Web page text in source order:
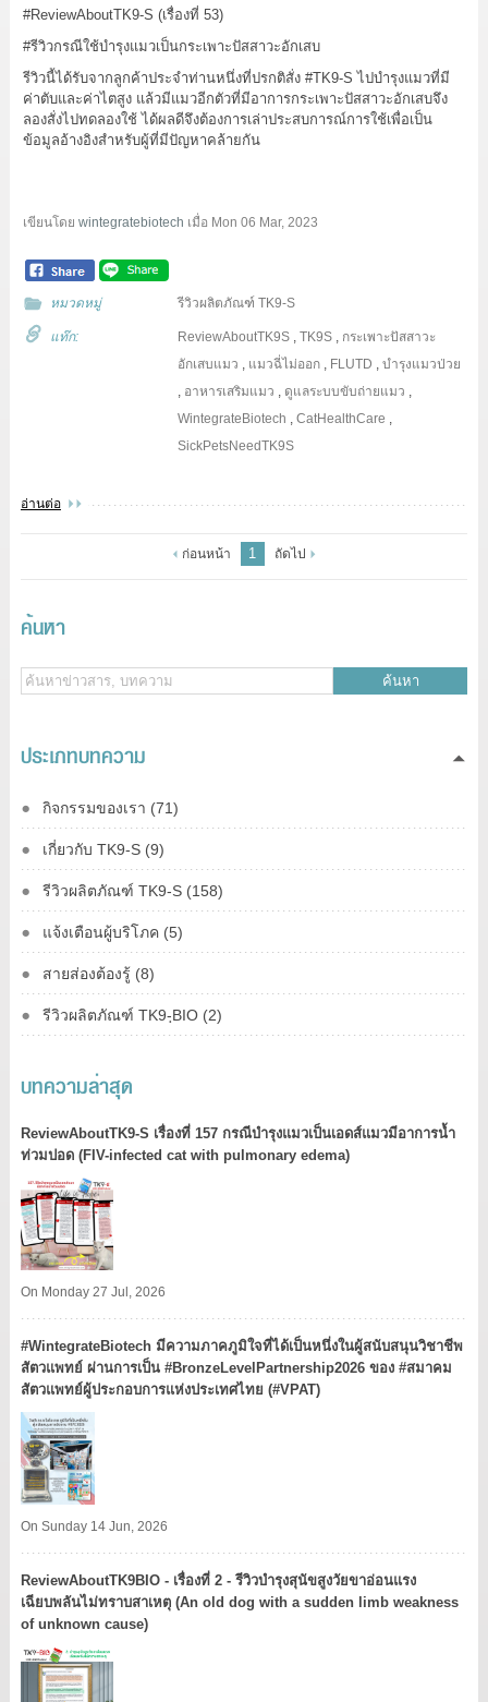
#ReviewAboutTK9-S (เรื่องที่ 53)
#รีวิวกรณีใช้บำรุงแมวเป็นกระเพาะปัสสาวะอักเสบ
รีวิวนี้ได้รับจากลูกค้าประจำท่านหนึ่งที่ปรกติสั่ง #TK9-S ไปบำรุงแมวที่มี
ค่าตับและค่าไตสูง แล้วมีแมวอีกตัวที่มีอาการกระเพาะปัสสาวะอักเสบจึง
ลองสั่งไปทดลองใช้ ได้ผลดีจึงต้องการเล่าประสบการณ์การใช้เพื่อเป็น
ข้อมูลอ้างอิงสำหรับผู้ที่มีปัญหาคล้ายกัน
เขียนโดย wintegratebiotech เมื่อ Mon 06 Mar, 2023
หมวดหมู่ รีวิวผลิตภัณฑ์ TK9-S
แท๊ก: ReviewAboutTK9S ,TK9S , กระเพาะปัสสาวะ
อักเสบแมว , แมวฉี่ไม่ออก , FLUTD ,บำรุงแมวป่วย
, อาหารเสริมแมว , ดูแลระบบขับถ่ายแมว ,
WintegrateBiotech ,CatHealthCare ,
SickPetsNeedTK9S
อ่านต่อ
ก่อนหน้า 1 ถัดไป
ค้นหา
ค้นหา
ประเภทบทความ
กิจกรรมของเรา (71)
เกี่ยวกับ TK9-S (9)
รีวิวผลิตภัณฑ์ TK9-S (158)
แจ้งเตือนผู้บริโภค (5)
สายส่องต้องรู้ (8)
รีวิวผลิตภัณฑ์ TK9-ฺBIO (2)
บทความล่าสุด
ReviewAboutTK9-S เรื่องที่ 157 กรณีบำรุงแมวเป็นเอดส์แมวมีอาการน้ำ
ท่วมปอด (FIV-infected cat with pulmonary edema)
On Monday 27 Jul, 2026
#WintegrateBiotech มีความภาคภูมิใจที่ได้เป็นหนึ่งในผู้สนับสนุนวิชาชีพ
สัตวแพทย์ ผ่านการเป็น #BronzeLevelPartnership2026 ของ #สมาคม
สัตวแพทย์ผู้ประกอบการแห่งประเทศไทย (#VPAT)
On Sunday 14 Jun, 2026
ReviewAboutTK9BIO - เรื่องที่ 2 - รีวิวบำรุงสุนัขสูงวัยขาอ่อนแรง
เฉียบพลันไม่ทราบสาเหตุ (An old dog with a sudden limb weakness
of unknown cause)